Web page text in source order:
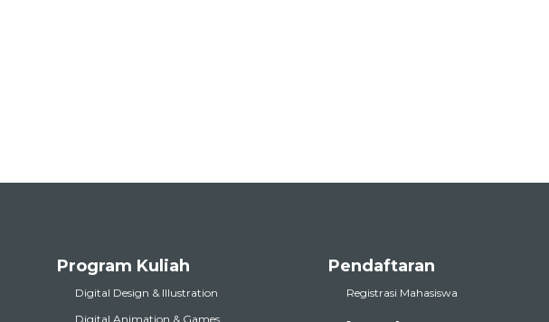
Program Kuliah
Digital Design & Illustration
Digital Animation & Games
Pendaftaran
Registrasi Mahasiswa